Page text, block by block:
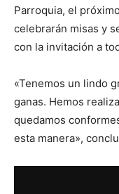
Parroquia, el
celebrarán misas y
con la invitación a
«Tenemos un lindo
ganas. Hemos
quedamos
esta manera»,